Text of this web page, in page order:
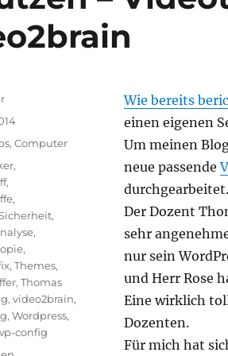
Wie bereits
einen eigenen
Um meinen
neue passende
durchgearbeitet.
Der Dozent
sehr
nur sein
und Herr Rose
Eine wirklich
Dozenten.
Für mich hat
,Computer
,
,
,
,
,
,
,Themes,
,Thomas
,video2brain,
,Wordpress,
config